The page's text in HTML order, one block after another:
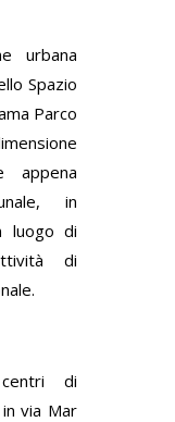
urbana
Spazio
Parco
appena
in
luogo di
di
di
via Mar